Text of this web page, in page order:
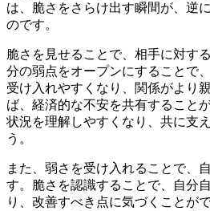
は、脆さをさらけ出す瞬間が、逆
のです。
脆さを見せることで、相手に対す
分の弱点をオープンにすることで
受け入れやすくなり、関係がより
ば、経済的な不安を共有すること
状況を理解しやすくなり、共に支
う。
また、弱さを受け入れることで、
す。脆さを認識することで、自分
り、改善すべき点に気づくことが